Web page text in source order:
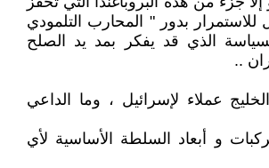
للاستمرار بدور " المحارب التلمودي
الذي قد يفكر بمد يد الصلح
..
عملاء لإسرائيل ، وما الداعي
و أبعاد السلطة الأساسية لأي